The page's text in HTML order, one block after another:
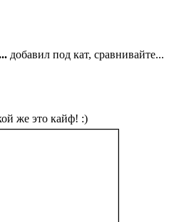
добавил под кат, сравнивайте...
же это кайф! :)